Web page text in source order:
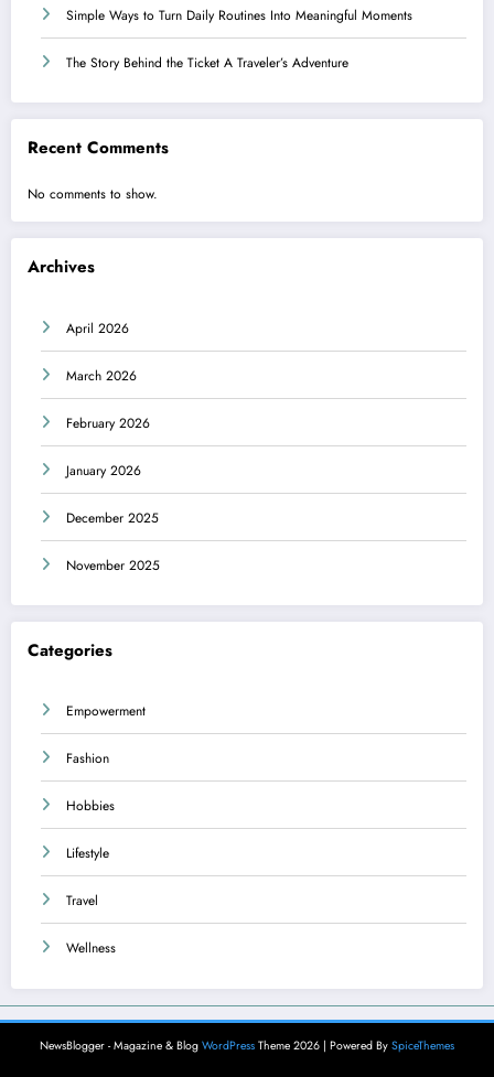
Simple Ways to Turn Daily Routines Into Meaningful Moments
The Story Behind the Ticket A Traveler’s Adventure
Recent Comments
No comments to show.
Archives
April 2026
March 2026
February 2026
January 2026
December 2025
November 2025
Categories
Empowerment
Fashion
Hobbies
Lifestyle
Travel
Wellness
NewsBlogger - Magazine & Blog WordPress Theme 2026 | Powered By SpiceThemes